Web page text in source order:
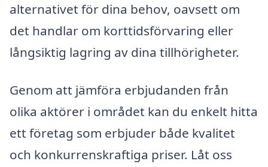
alternativet för dina behov, oavsett om
det handlar om korttidsförvaring eller
långsiktig lagring av dina tillhörigheter.
Genom att jämföra erbjudanden från
olika aktörer i området kan du enkelt hitta
ett företag som erbjuder både kvalitet
och konkurrenskraftiga priser. Låt oss